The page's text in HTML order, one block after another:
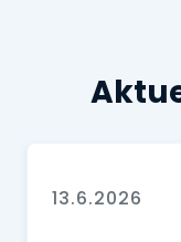
13.6.2026